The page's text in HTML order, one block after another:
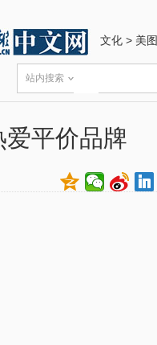
文化 > 美图
站内搜索
平价品牌